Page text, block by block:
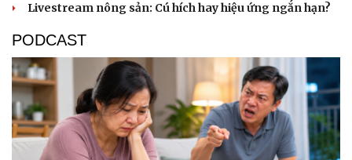
Livestream nông sản: Cú hích hay hiệu ứng ngắn hạn?
PODCAST